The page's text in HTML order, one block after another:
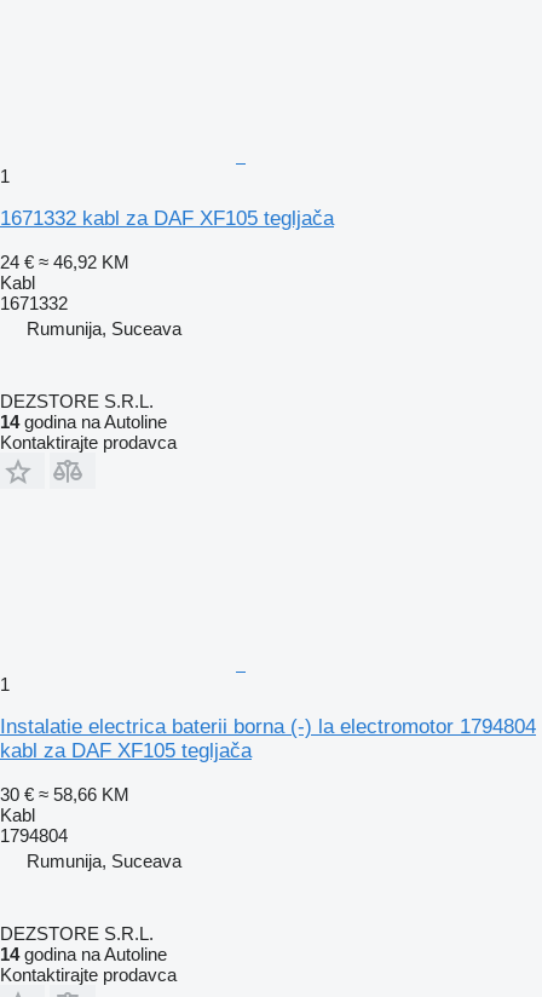
1
1671332 kabl za DAF XF105 tegljača
24 € ≈ 46,92 KM
Kabl
1671332
Rumunija, Suceava
DEZSTORE S.R.L.
14godina na Autoline
Kontaktirajte prodavca
1
Instalatie electrica baterii borna (-) la electromotor 1794804
kabl za DAF XF105 tegljača
30 € ≈ 58,66 KM
Kabl
1794804
Rumunija, Suceava
DEZSTORE S.R.L.
14godina na Autoline
Kontaktirajte prodavca